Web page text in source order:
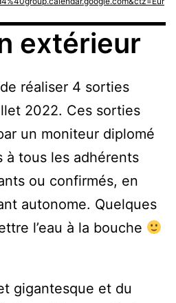
extérieur
réaliser 4 sorties
2022. Ces sorties
un moniteur diplomé
à tous les adhérents
ou confirmés, en
autonome. Quelques
l’eau à la bouche
gigantesque et du